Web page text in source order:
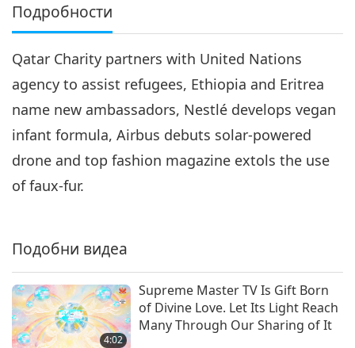
4
Важните Новини
5
21:23
Важните Новини
Важните Новини
6
Важните Новини 2018-09-06 4742Преглед
Важните Новини
Подробности
Qatar Charity partners with United Nations
agency to assist refugees, Ethiopia and Eritrea
name new ambassadors, Nestlé develops vegan
infant formula, Airbus debuts solar-powered
drone and top fashion magazine extols the use
of faux-fur.
Подобни видеа
4:02
Supreme Master TV Is Gift Born
of Divine Love. Let Its Light Reach
Many Through Our Sharing of It